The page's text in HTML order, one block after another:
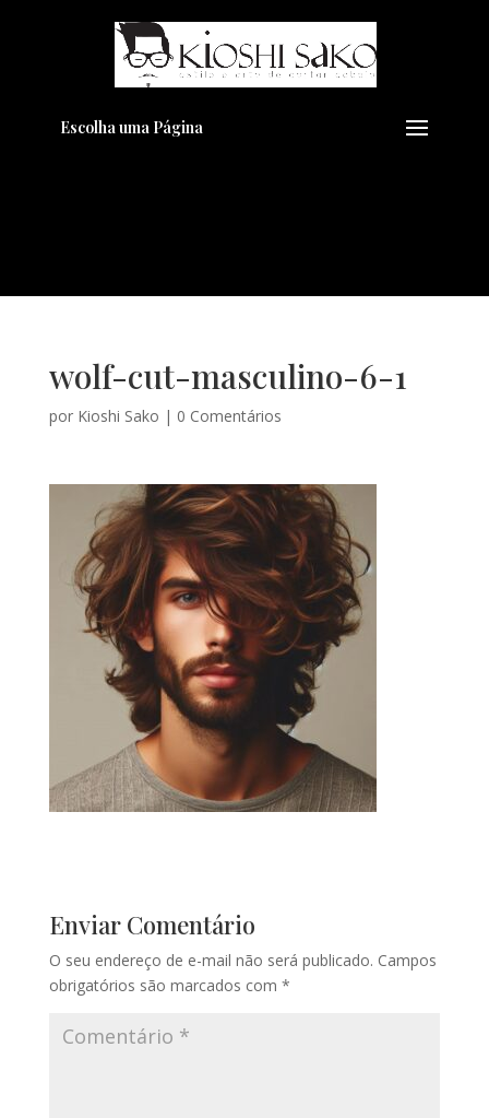
Escolha uma Página
wolf-cut-masculino-6-1
por Kioshi Sako | 0 Comentários
Enviar Comentário
O seu endereço de e-mail não será publicado. Campos
obrigatórios são marcados com *
Pensando em transformar seu
Visual??